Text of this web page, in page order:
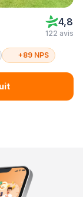
4,8
122 avis
+89 NPS